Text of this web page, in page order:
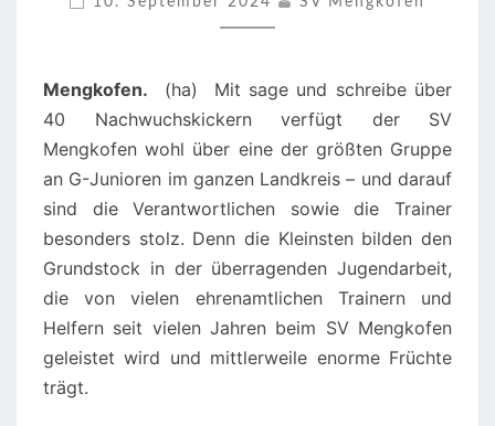
Mengkofen. (ha) Mit sage und schreibe über
40 Nachwuchskickern verfügt der SV
Mengkofen wohl über eine der größten Gruppe
an G-Junioren im ganzen Landkreis – und darauf
sind die Verantwortlichen sowie die Trainer
besonders stolz. Denn die Kleinsten bilden den
Grundstock in der überragenden Jugendarbeit,
die von vielen ehrenamtlichen Trainern und
Helfern seit vielen Jahren beim SV Mengkofen
geleistet wird und mittlerweile enorme Früchte
trägt.